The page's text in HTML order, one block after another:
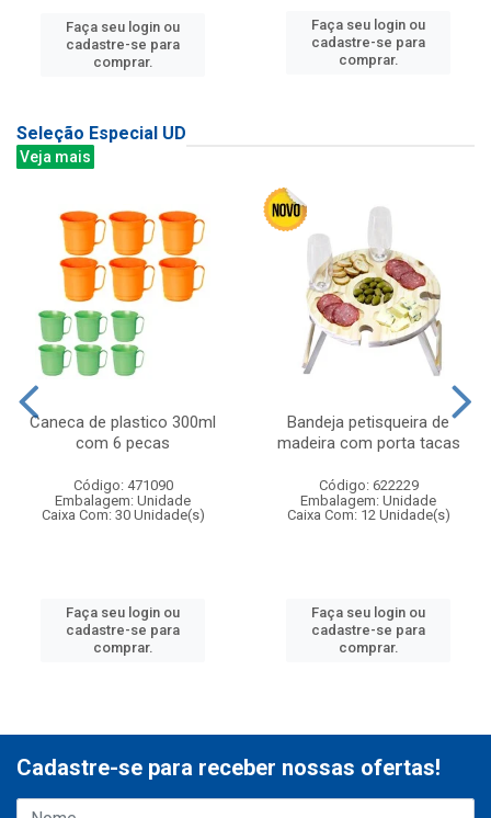
Faça seu login ou
cadastre-se para
comprar.
Faça seu login ou
cadastre-se para
comprar.
Seleção Especial UD
Veja mais
Caneca de plastico 300ml
com 6 pecas
Código: 471090
Embalagem: Unidade
Caixa Com: 30 Unidade(s)
Faça seu login ou
cadastre-se para
comprar.
Bandeja petisqueira de
madeira com porta tacas
Código: 622229
Embalagem: Unidade
Caixa Com: 12 Unidade(s)
Faça seu login ou
cadastre-se para
comprar.
Cadastre-se para receber nossas ofertas!